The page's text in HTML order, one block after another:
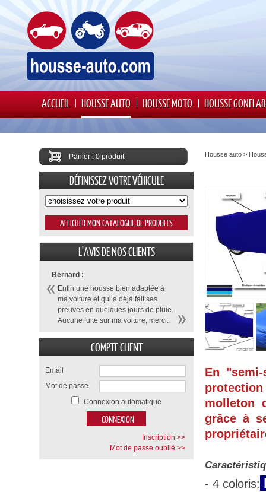
ACCUEIL HOUSSE AUTO HOUSSE MOTO HOUSSE
Housse auto >
En
molleton
grâce à
- 4 coloris:
Panier : 0 produit
DÉFINISSEZ VOTRE VÉHICULE
L'AVIS DE NOS CLIENTS
Bernard :
Enfin une housse bien adaptée à
ma voiture et qui a déjà fait ses
preuves en quelques jours de pluie.
Aucune fuite sur ma voiture, merci.
COMPTE CLIENT
Email
Mot de passe
Connexion automatique
Inscription >>
Mot de passe oublié >>